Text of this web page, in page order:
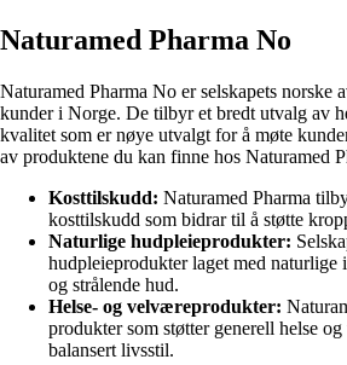
Naturamed Pharma No
Naturamed Pharma No er selskapets norske
kunder i Norge. De tilbyr et bredt utvalg av
kvalitet som er nøye utvalgt for å møte
av produktene du kan finne hos Naturamed
Kosttilskudd: Naturamed Pharma
kosttilskudd som bidrar til å støtte
Naturlige hudpleieprodukter:
hudpleieprodukter laget med naturlige
og strålende hud.
Helse- og velværeprodukter:
produkter som støtter generell helse
balansert livsstil.